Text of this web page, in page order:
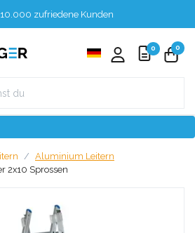
zufriedene Kunden
0 0
Aluminium Leitern
2x10 Sprossen